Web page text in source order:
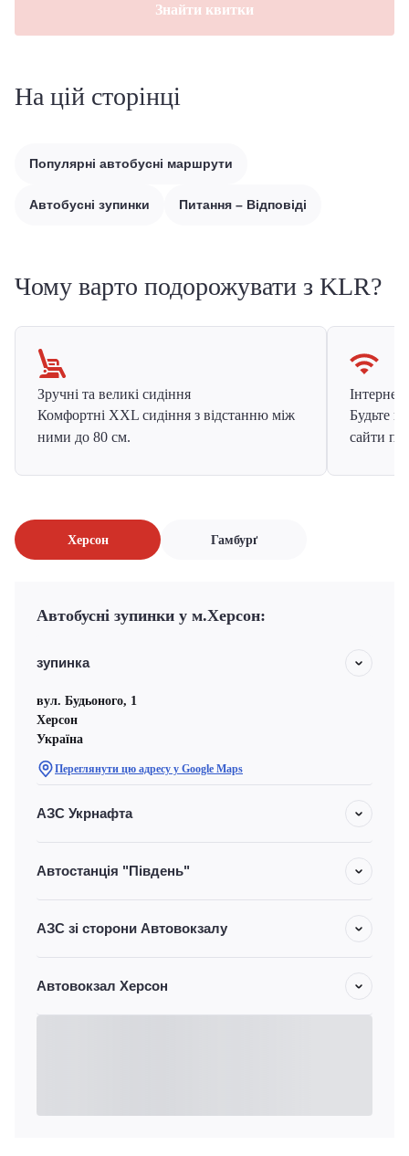
Знайти квитки
На цій сторінці
Популярні автобусні маршрути
Автобусні зупинки Питання – Відповіді
Чому варто подорожувати з KLR?
Зручні та великі сидіння
Комфортні XXL сидіння з відстанню між
ними до 80 см.
Інтернет
Будьте
сайти
Херсон Гамбурґ
Автобусні зупинки у м.Херсон:
зупинка
вул. Будьоного, 1
Херсон
Україна
Переглянути цю адресу у Google Maps
АЗС Укрнафта
Автостанція "Південь"
АЗС зі сторони Автовокзалу
Автовокзал Херсон